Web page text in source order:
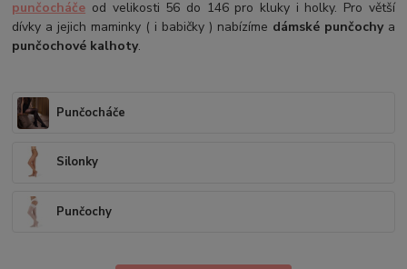
punčocháče od velikosti 56 do 146 pro kluky i holky. Pro větší
dívky a jejich maminky ( i babičky ) nabízíme dámské punčochya
punčochové kalhoty.
Punčocháče
Silonky
Punčochy